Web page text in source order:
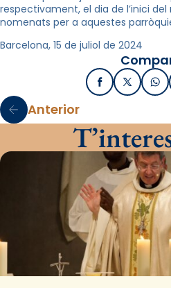
respectivament, el dia de l’inici
nomenats per a aquestes
Barcelona, 15 de juliol de 2024
Facebook
X /
Anterior